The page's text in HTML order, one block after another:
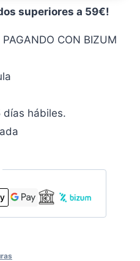
superiores a 59€!
CON BIZUM
días hábiles.